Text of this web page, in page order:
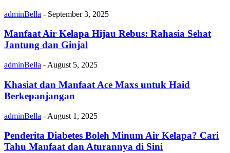
adminBella - September 3, 2025
Manfaat Air Kelapa Hijau Rebus: Rahasia Sehat
Jantung dan Ginjal
adminBella - August 5, 2025
Khasiat dan Manfaat Ace Maxs untuk Haid
Berkepanjangan
adminBella - August 1, 2025
Penderita Diabetes Boleh Minum Air Kelapa? Cari
Tahu Manfaat dan Aturannya di Sini